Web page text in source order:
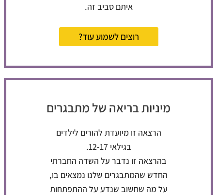
איתם סביב זה.
רוצים לשמוע עוד?
מיניות בריאה של מתבגרים
הרצאה זו מיועדת להורים לילדים
בגילאי 12-17.
בהרצאה זו נדבר על השדה החברתי
החדש שהמתבגרים שלנו נמצאים בו,
על מה שחשוב שנדע על ההתפתחות